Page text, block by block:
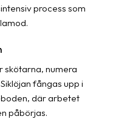
process som
skötarna, numera
fångas upp i
där arbetet
påbörjas.